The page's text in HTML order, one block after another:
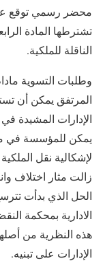
محضر رسمي توقع
تشترطها المادة
الناقلة للملكية.
وطلبات التسوية
المرتفق يمكن أن
الإدارات المشيدة
يمكن للمؤسسة في
لإشكالية نقل
زالت مثار اختلاف
الحل الذي بدأت
الادارية بمحكمة
هذه النظرية من
الإدارات على تبنيه.